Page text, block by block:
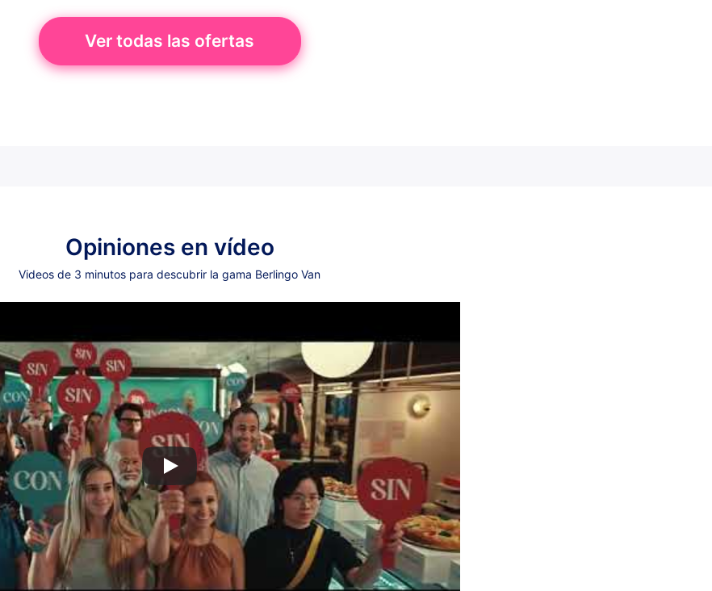
Ver todas las ofertas
Opiniones en vídeo
Videos de 3 minutos para descubrir la gama Berlingo Van